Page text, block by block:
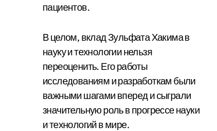
пациентов.
В целом, вклад Зульфата Хакима в
науку и технологии нельзя
переоценить. Его работы
исследованиям и разработкам были
важными шагами вперед и сыграли
значительную роль в прогрессе науки
и технологий в мире.